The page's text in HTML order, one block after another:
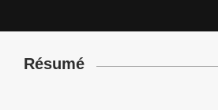
Résumé